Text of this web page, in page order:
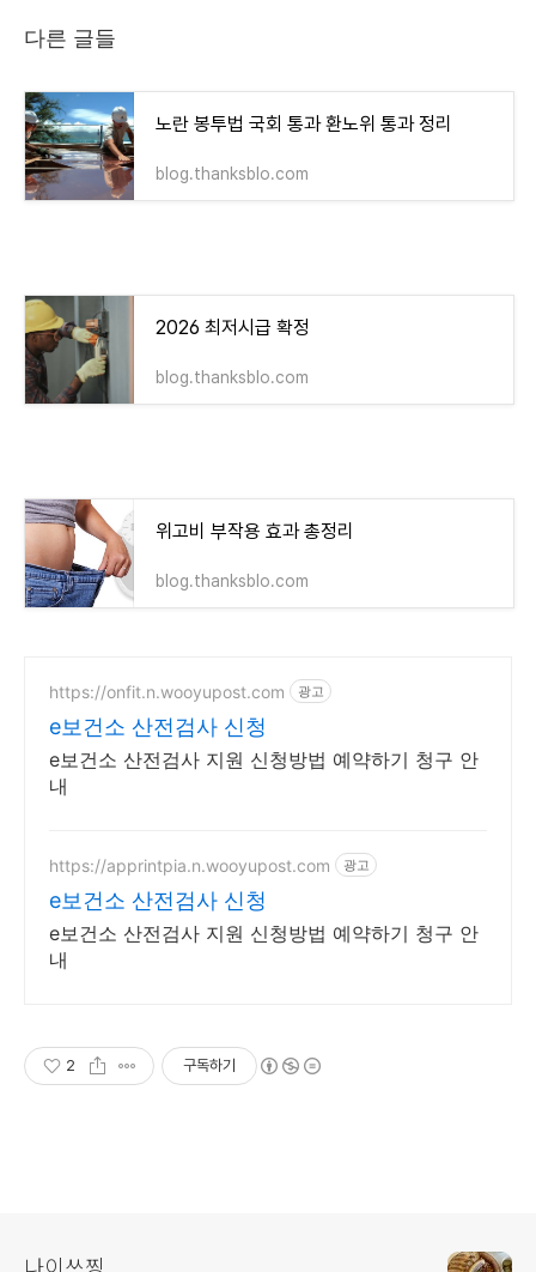
다른 글들
노란 봉투법 국회 통과 환노위 통과 정리
blog.thanksblo.com
2026 최저시급 확정
blog.thanksblo.com
위고비 부작용 효과 총정리
blog.thanksblo.com
https://onfit.n.wooyupost.com 광고
e보건소 산전검사 신청
e보건소 산전검사 지원 신청방법 예약하기 청구 안
내
https://apprintpia.n.wooyupost.com 광고
e보건소 산전검사 신청
e보건소 산전검사 지원 신청방법 예약하기 청구 안
내
2 구독하기